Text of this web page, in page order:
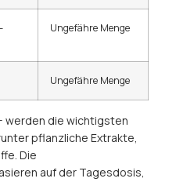
Ungefähre Menge
Ungefähre Menge
werden die wichtigsten
pflanzliche Extrakte,
Die
auf der Tagesdosis,